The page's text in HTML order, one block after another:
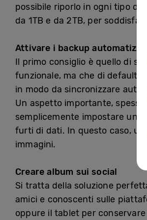
possibile riporlo in ogni tipo di
da 1TB e da 2TB, per
Attivare i backup
Il primo consiglio è quello di
funzionale, ma che di default
in modo da sincronizzare
Un aspetto importante,
semplicemente impostare una
furti di dati. In questo caso,
immagini.
Creare album sui social
Si tratta della soluzione
amici e conoscenti sulle
oppure il tablet per